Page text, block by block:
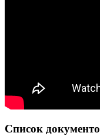
Список